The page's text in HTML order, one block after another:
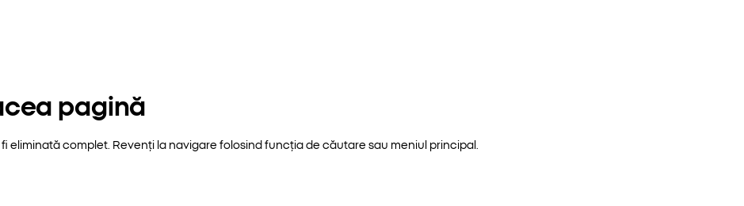
pagină
eliminată complet. Revenți la navigare folosind funcția de căutare sau meniul principal.